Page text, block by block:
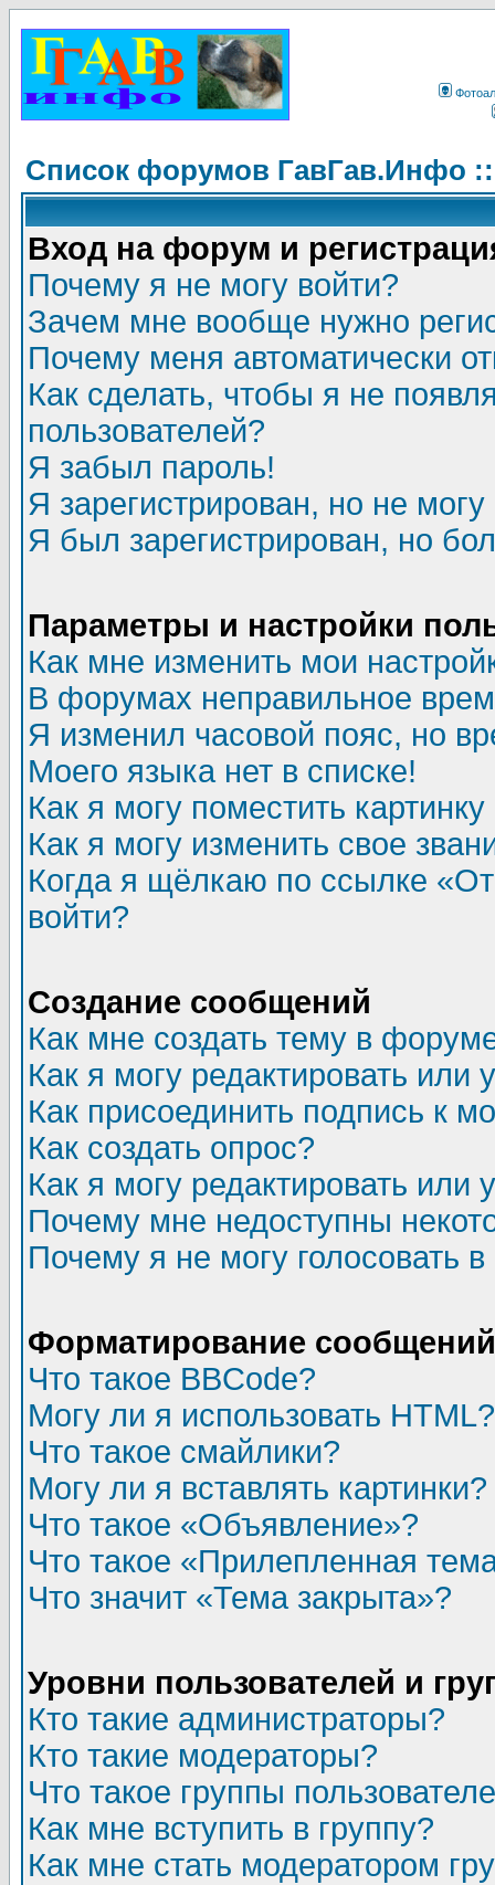
Список форумов ГавГав.Инфо
Вход на форум и
Почему я не могу войти?
Зачем мне вообще нужно
Почему меня автоматически
Как сделать, чтобы я не
пользователей?
Я забыл пароль!
Я зарегистрирован, но не могу
Я был зарегистрирован, но
Параметры и настройки
Как мне изменить мои
В форумах неправильное
Я изменил часовой пояс, но
Моего языка нет в списке!
Как я могу поместить
Как я могу изменить свое
Когда я щёлкаю по ссылке
войти?
Создание сообщений
Как мне создать тему в
Как я могу редактировать или
Как присоединить подпись к
Как создать опрос?
Как я могу редактировать или
Почему мне недоступны
Почему я не могу голосовать
Форматирование
Что такое BBCode?
Могу ли я использовать HTML?
Что такое смайлики?
Могу ли я вставлять картинки?
Что такое «Объявление»?
Что такое «Прилепленная
Что значит «Тема закрыта»?
Уровни пользователей и
Кто такие администраторы?
Кто такие модераторы?
Что такое группы
Как мне вступить в группу?
Как мне стать модератором